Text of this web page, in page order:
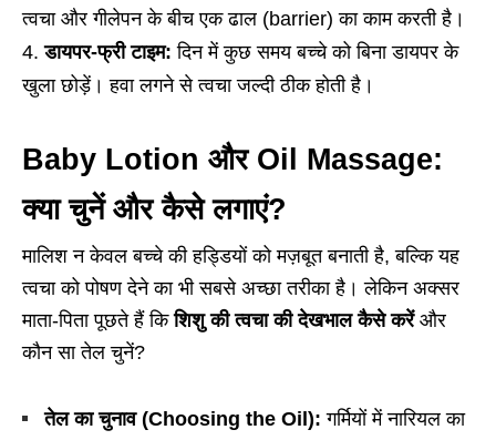
त्वचा और गीलेपन के बीच एक ढाल (barrier) का काम करती है।
डायपर-फ्री टाइम: दिन में कुछ समय बच्चे को बिना डायपर के
खुला छोड़ें। हवा लगने से त्वचा जल्दी ठीक होती है।
Baby Lotion और Oil Massage:
क्या चुनें और कैसे लगाएं?
मालिश न केवल बच्चे की हड्डियों को मज़बूत बनाती है, बल्कि यह
त्वचा को पोषण देने का भी सबसे अच्छा तरीका है। लेकिन अक्सर
माता-पिता पूछते हैं किशिशु की त्वचा की देखभाल कैसे करेंऔर
कौन सा तेल चुनें?
तेल का चुनाव (Choosing the Oil): गर्मियों में नारियल का